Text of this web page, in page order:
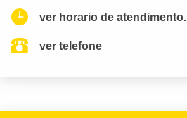
ver horario de atendimento.
ver telefone